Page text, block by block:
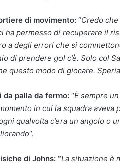
di movimento: “Credo
ha permesso di recuperare il
a degli errori che si
di prendere gol c’è. Solo col
questo modo di giocare.
palla da fermo: “È sempre
in cui la squadra
qualvolta c’era un angolo o
“.
di Johns: “La situazione è